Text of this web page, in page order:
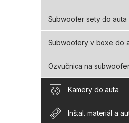
Subwoofer sety do auta
Subwoofery v boxe do
Ozvučnica na
Kamery do auta
Inštal. materiál a